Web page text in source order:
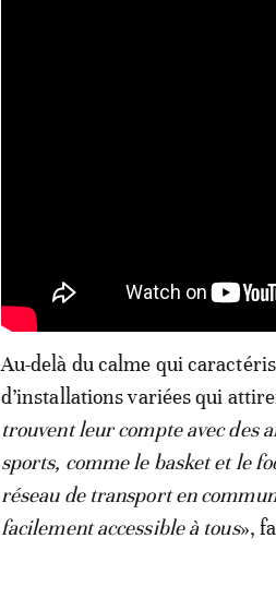
Au-delà du calme qui
d’installations variées qui
trouvent leur compte avec des
sports, comme le basket et le
réseau de transport en
facilement accessible à tous»,